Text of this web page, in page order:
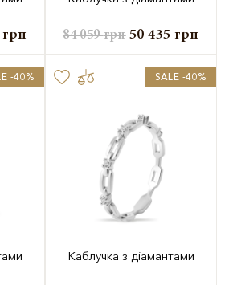
грн 84 059грн 50 435 грн
-40% SALE -40%
Каблучка з діамантами